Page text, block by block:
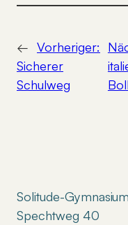
← Vorheriger:
Sicherer
Schulweg
Solitude-Gymnasium
Spechtweg 40